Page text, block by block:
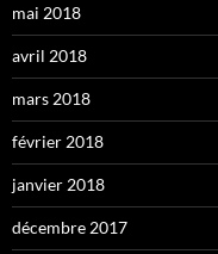
mai 2018
avril 2018
mars 2018
février 2018
janvier 2018
décembre 2017